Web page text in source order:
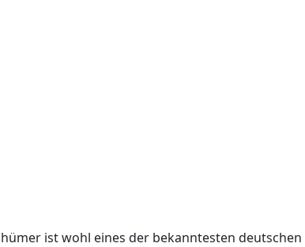
ist wohl eines der bekanntesten